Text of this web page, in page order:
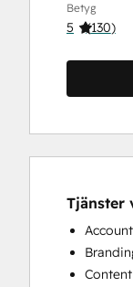
Betyg
5 (130)
Tjänster